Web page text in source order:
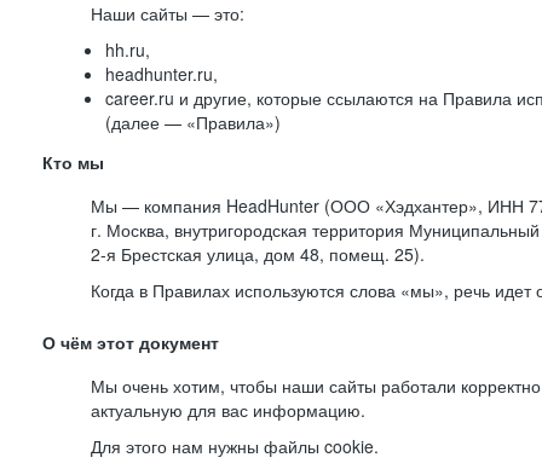
Наши сайты — это:
hh.ru,
headhunter.ru,
career.ru и другие, которые ссылаются на Правила
(далее — «Правила»)
Кто мы
Мы — компания HeadHunter (ООО «Хэдхантер», ИНН
г. Москва, внутригородская территория Муниципальный
2-я Брестская улица, дом 48, помещ. 25).
Когда в Правилах используются слова «мы», речь
О чём этот документ
Мы очень хотим, чтобы наши сайты работали
актуальную для вас информацию.
Для этого нам нужны файлы cookie.